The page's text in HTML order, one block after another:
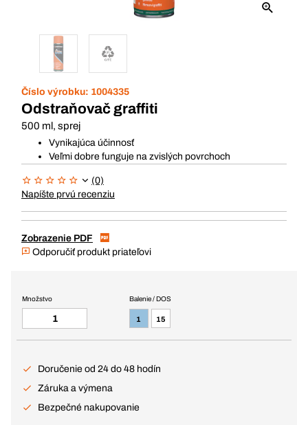
Číslo výrobku: 1004335
Odstraňovač graffiti
500 ml, sprej
Vynikajúca účinnosť
Veľmi dobre funguje na zvislých povrchoch
(0)
Napíšte prvú recenziu
Zobrazenie PDF
Odporučiť produkt priateľovi
Balenie / DOS
1 15
Množstvo
Doručenie od 24 do 48 hodín
Záruka a výmena
Bezpečné nakupovanie